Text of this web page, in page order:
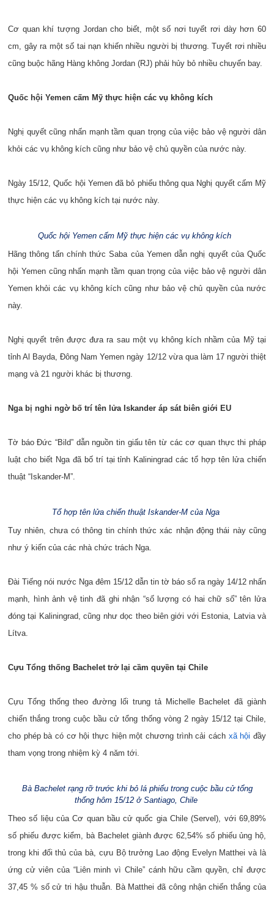
Cơ quan khí tượng Jordan cho biết, một số nơi tuyết rơi dày hơn 60
cm, gây ra một số tai nạn khiến nhiều người bị thương. Tuyết rơi nhiều
cũng buộc hãng Hàng không Jordan (RJ) phải hủy bỏ nhiều chuyến bay.
Quốc hội Yemen cấm Mỹ thực hiện các vụ không kích
Nghị quyết cũng nhấn mạnh tầm quan trọng của việc bảo vệ người dân
khỏi các vụ không kích cũng như bảo vệ chủ quyền của nước này.
Ngày 15/12, Quốc hội Yemen đã bỏ phiếu thông qua Nghị quyết cấm Mỹ
thực hiện các vụ không kích tại nước này.
Quốc hội Yemen cấm Mỹ thực hiện các vụ không kích
Hãng thông tấn chính thức Saba của Yemen dẫn nghị quyết của Quốc
hội Yemen cũng nhấn mạnh tầm quan trọng của việc bảo vệ người dân
Yemen khỏi các vụ không kích cũng như bảo vệ chủ quyền của nước
này.
Nghị quyết trên được đưa ra sau một vụ không kích nhầm của Mỹ tại
tỉnh Al Bayda, Đông Nam Yemen ngày 12/12 vừa qua làm 17 người thiệt
mạng và 21 người khác bị thương.
Nga bị nghi ngờ bố trí tên lửa Iskander áp sát biên giới EU
Tờ báo Đức “Bild” dẫn nguồn tin giấu tên từ các cơ quan thực thi pháp
luật cho biết Nga đã bố trí tại tỉnh Kaliningrad các tổ hợp tên lửa chiến
thuật “Iskander-M”.
Tổ hợp tên lửa chiến thuật Iskander-M của Nga
Tuy nhiên, chưa có thông tin chính thức xác nhận động thái này cũng
như ý kiến của các nhà chức trách Nga.
Đài Tiếng nói nước Nga đêm 15/12 dẫn tin tờ báo số ra ngày 14/12 nhấn
mạnh, hình ảnh vệ tinh đã ghi nhận “số lượng có hai chữ số” tên lửa
đóng tại Kaliningrad, cũng như dọc theo biên giới với Estonia, Latvia và
Lítva.
Cựu Tổng thống Bachelet trở lại cầm quyền tại Chile
Cựu Tổng thống theo đường lối trung tả Michelle Bachelet đã giành
chiến thắng trong cuộc bầu cử tổng thống vòng 2 ngày 15/12 tại Chile,
cho phép bà có cơ hội thực hiện một chương trình cải cách xã hội đầy
tham vọng trong nhiệm kỳ 4 năm tới.
Bà Bachelet rạng rỡ trước khi bỏ lá phiếu trong cuộc bầu cử tổng
thống hôm 15/12 ở Santiago, Chile
Theo số liệu của Cơ quan bầu cử quốc gia Chile (Servel), với 69,89%
số phiếu được kiểm, bà Bachelet giành được 62,54% số phiếu ủng hộ,
trong khi đối thủ của bà, cựu Bộ trưởng Lao động Evelyn Matthei và là
ứng cử viên của “Liên minh vì Chile” cánh hữu cầm quyền, chỉ được
37,45 % số cử tri hậu thuẫn. Bà Matthei đã công nhận chiến thắng của